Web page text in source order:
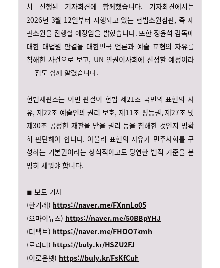
쳐 진행된 기자회견에 함께했습니다. 기자회견에서는
2026년 3월 12일부터 시행되고 있는 헌법소원심판, 즉 재
판소원을 진행할 예정임을 밝혔습니다. 또한 정윤석 감독에
대한 대법원 판결을 대한민국 언론과 예술 표현의 자유를
침해한 사건으로 보고, UN 인권이사회에 진정할 예정이라
는 점도 함께 알렸습니다.
헌법재판소는 이번 판결이 헌법 제21조 국민의 표현의 자
유, 제22조 예술인의 권리 보호, 제11조 평등권, 제27조 및
제30조 공정한 재판을 받을 권리 등을 침해한 것인지 명확
히 판단해야 합니다. 아울러 표현의 자유가 민주사회를 구
성하는 기본권이라는 상식적이고도 당연한 법적 기준을 분
명히 세워야 합니다.
◼︎ 보도 기사
(한겨레) https://naver.me/FXnnLo05
(오마이뉴스) https://naver.me/50BBpYHJ
(더팩트) https://naver.me/FHOO7kmh
(로리더) https://buly.kr/HSZU2FJ
(이로운넷) https://buly.kr/FsKfCuh